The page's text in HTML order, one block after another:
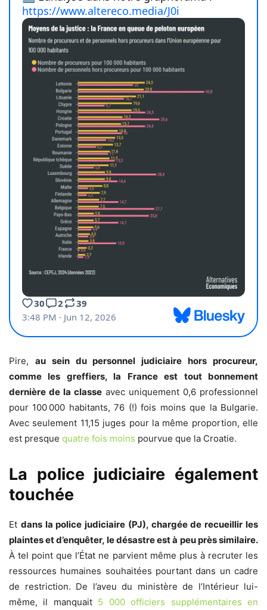
Pire, au sein du personnel judiciaire hors procureur,
comme les greffiers, la France est tout bonnement
dernière de la classe avec uniquement 0,6 professionnel
pour 100 000 habitants, 76 (!) fois moins que la Bulgarie.
Avec seulement 11,15 juges pour la même proportion, elle
est presque quatre fois moins pourvue que la Croatie.
La police judiciaire également
touchée
Et dans la police judiciaire (PJ), chargée de recueillir les
plaintes et d’enquêter, le désastre est à peu près similaire.
À tel point que l’État ne parvient même plus à recruter les
ressources humaines souhaitées pourtant dans un cadre
de restriction. De l’aveu du ministère de l’Intérieur lui-
même, il manquait 5 000 officiers supplémentaires en